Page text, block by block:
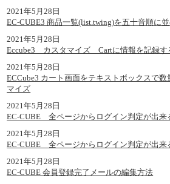
2021年5月28日
EC-CUBE3 商品一覧(list.twing)を五十音順に
2021年5月28日
Eccube3 カスタマイズ Cartに情報を記録す
2021年5月28日
ECCube3 カート画面をテキストボックスで
マイズ
2021年5月28日
EC-CUBE 全ページからログイン判定が出来
2021年5月28日
EC-CUBE 全ページからログイン判定が出来
2021年5月28日
EC-CUBE 会員登録完了メールの編集方法